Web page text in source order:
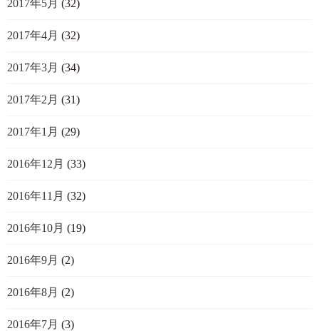
2017年5月 (32)
2017年4月 (32)
2017年3月 (34)
2017年2月 (31)
2017年1月 (29)
2016年12月 (33)
2016年11月 (32)
2016年10月 (19)
2016年9月 (2)
2016年8月 (2)
2016年7月 (3)